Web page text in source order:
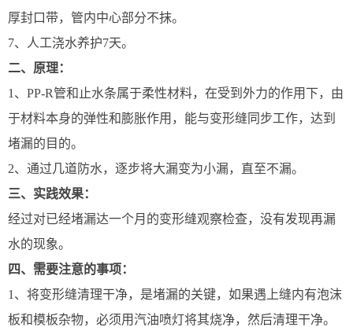
厚封口带，管内中心部分不抹。
7、人工浇水养护7天。
二、原理：
1、PP-R管和止水条属于柔性材料，在受到外力的作用下，由
于材料本身的弹性和膨胀作用，能与变形缝同步工作，达到
堵漏的目的。
2、通过几道防水，逐步将大漏变为小漏，直至不漏。
三、实践效果：
经过对已经堵漏达一个月的变形缝观察检查，没有发现再漏
水的现象。
四、需要注意的事项：
1、将变形缝清理干净，是堵漏的关键，如果遇上缝内有泡沫
板和模板杂物，必须用汽油喷灯将其烧净，然后清理干净。